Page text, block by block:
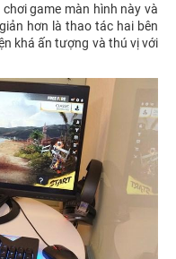
game màn hình này và
hơn là thao tác hai bên
khá ấn tượng và thú vị với